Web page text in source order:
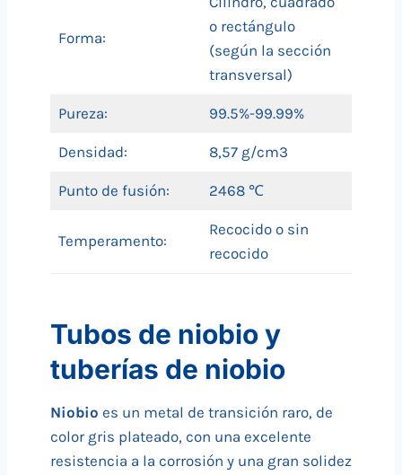
Forma:
o rectángulo
(según la sección
transversal)
Pureza: 99.5%-99.99%
Densidad: 8,57 g/cm3
Punto de fusión: 2468 ℃
Temperamento:
Recocido o sin
recocido
Tubos de niobio y
tuberías de niobio
Niobio es un metal de transición raro, de
color gris plateado, con una excelente
resistencia a la corrosión y una gran solidez